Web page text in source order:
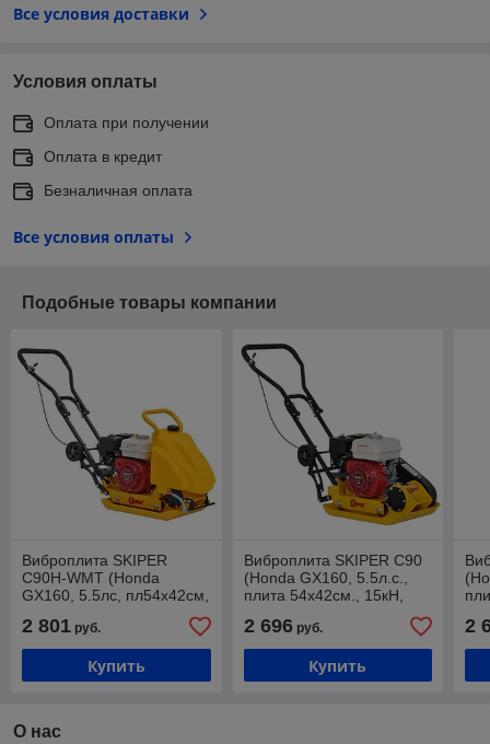
Все условия доставки
Условия оплаты
Оплата при получении
Оплата в кредит
Безналичная оплата
Все условия оплаты
Подобные товары компании
Виброплита SKIPER
C90H-WMT (Honda
GX160, 5.5лс, пл54х42см,
15кН, 25м/мин, бак/вод,
рез ковр, колёса)
2 801 руб.
Купить
Виброплита SKIPER C90
(Honda GX160, 5.5л.с.,
плита 54х42см., 15кН,
колёса)
2 696руб.
Купить
2
О нас